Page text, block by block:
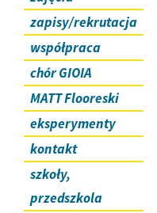
zapisy/rekrutacja
współpraca
chór GIOIA
MATT Flooreski
eksperymenty
kontakt
szkoły,
przedszkola